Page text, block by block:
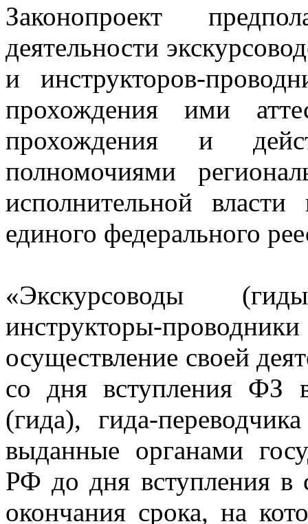
Законопроект
деятельности
и инструкторов-
прохождения ими
прохождения и
полномочиями
исполнительной
единого федерального
«Экскурсоводы
инструкторы-
осуществление своей
со дня вступления ФЗ в
(гида), гида-
выданные органами
РФ до дня вступления в
окончания срока, на